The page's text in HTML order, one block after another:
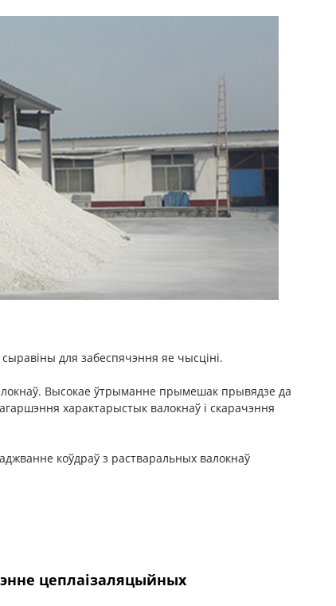
для забеспячэння яе чысціні.
Высокае ўтрыманне прымешак прывядзе да
характарыстык валокнаў і скарачэння
коўдраў з растваральных валокнаў
цеплаізаляцыйных